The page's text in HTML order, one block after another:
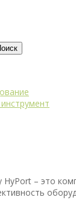
– это